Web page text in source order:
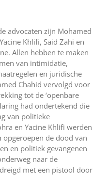
advocaten zijn Mohamed
Khlifi, Said Zahi en
Allen hebben te maken
van intimidatie,
en juridische
Chahid vervolgd voor
tot de ‘openbare
had ondertekend die
van politieke
en Yacine Khlifi werden
opgeroepen de dood van
en politiek gevangenen
naar de
met een pistool door